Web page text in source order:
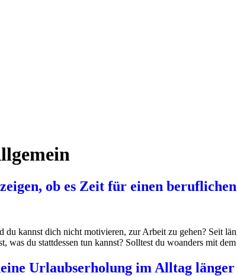
ob es Zeit für einen
du kannst dich nicht motivieren, zur Arbeit zu gehen? Seit
was du stattdessen tun kannst? Solltest du woanders mit
Urlaubserholung im Alltag